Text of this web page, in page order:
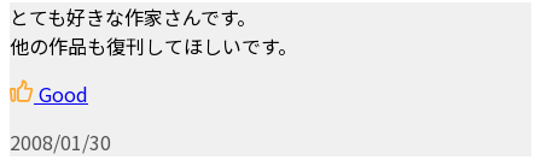
とても好きな作家さんです。
他の作品も復刊してほしいです。
Good
2008/01/30